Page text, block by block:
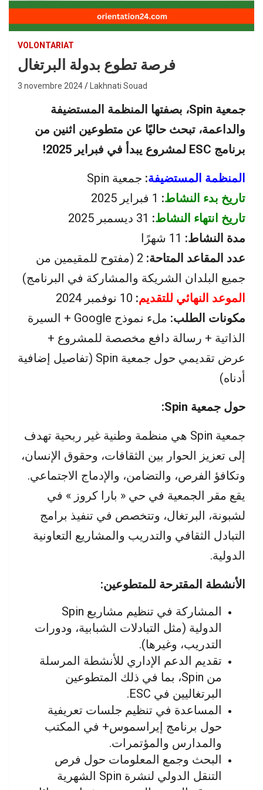
VOLONTARIAT
فرصة تطوع بدولة البرتغال
3 novembre 2024 Lakhnati Souad
جمعية Spin، بصفتها المنظمة المستضيفة
والداعمة، تبحث حاليًا عن متطوعين اثنين من
برنامج ESC لمشروع يبدأ في فبراير 2025!
المنظمة المستضيفة: جمعية Spin
تاريخ بدء النشاط:
تاريخ انتهاء النشاط:
مدة النشاط:
عدد المقاعد المتاحة:
2 (مفتوح للمقيمين من
جميع البلدان الشريكة والمشاركة في البرنامج)
الموعد النهائي للتقديم:
مكونات الطلب:
ملء نموذج Google + السيرة
الذاتية + رسالة دافع مخصصة للمشروع +
عرض تقديمي حول جمعية Spin (تفاصيل إضافية
أدناه)
حول جمعية Spin:
جمعية Spin هي منظمة وطنية غير ربحية تهدف
إلى تعزيز الحوار بين الثقافات، وحقوق الإنسان،
وتكافؤ الفرص، والتضامن، والإدماج الاجتماعي.
يقع مقر الجمعية في حي « بارا كروز » في
لشبونة، البرتغال، وتتخصص في تنفيذ برامج
التبادل الثقافي والتدريب والمشاريع التعاونية
الدولية.
الأنشطة المقترحة للمتطوعين:
المشاركة في تنظيم مشاريع Spin
الدولية (مثل التبادلات الشبابية، ودورات
التدريب، وغيرها).
تقديم الدعم الإداري للأنشطة المرسلة
من Spin، بما في ذلك المتطوعين
البرتغاليين في ESC.
المساعدة في تنظيم جلسات تعريفية
حول برنامج إيراسموس+ في المكتب
والمدارس والمؤتمرات.
البحث وجمع المعلومات حول فرص
التنقل الدولي لنشرة Spin الشهرية